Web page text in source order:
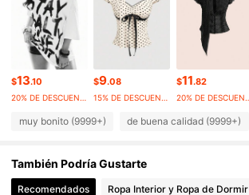
4.2M Seguidores
4.2M Seguidores
4.91 4.2M Seguidores
$13.10
20% DE DESCUENTO
$9.08
15% DE DESCUENTO
$11.82
20% DE DESCUENTO
muy bonito (9999+) de buena calidad (9999+)
También Podría Gustarte
Recomendados Ropa Interior y Ropa de Dormir